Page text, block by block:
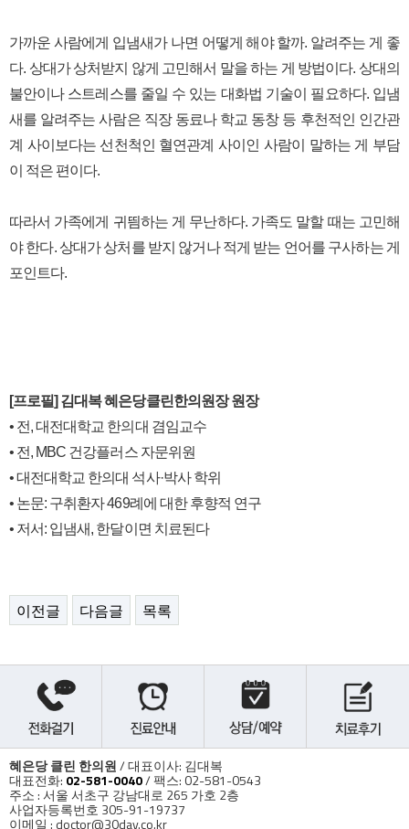
가까운 사람에게 입냄새가 나면 어떻게 해야 할까. 알려주는 게 좋
다. 상대가 상처받지 않게 고민해서 말을 하는 게 방법이다. 상대의
불안이나 스트레스를 줄일 수 있는 대화법 기술이 필요하다. 입냄
새를 알려주는 사람은 직장 동료나 학교 동창 등 후천적인 인간관
계 사이보다는 선천척인 혈연관계 사이인 사람이 말하는 게 부담
이 적은 편이다.
따라서 가족에게 귀띔하는 게 무난하다. 가족도 말할 때는 고민해
야 한다. 상대가 상처를 받지 않거나 적게 받는 언어를 구사하는 게
포인트다.
[프로필] 김대복 혜은당클린한의원장 원장
• 전, 대전대학교 한의대 겸임교수
• 전, MBC 건강플러스 자문위원
• 대전대학교 한의대 석사·박사 학위
• 논문: 구취환자 469례에 대한 후향적 연구
• 저서: 입냄새, 한달이면 치료된다
이전글 다음글 목록
혜은당 클린 한의원/ 대표이사: 김대복
대표전화: 02-581-0040/ 팩스: 02-581-0543
주소 : 서울 서초구 강남대로 265 가호 2층
사업자등록번호 305-91-19737
이메일 : doctor@30day.co.kr